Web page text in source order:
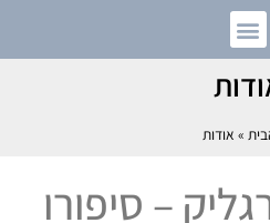
» אודות
– סיפורו